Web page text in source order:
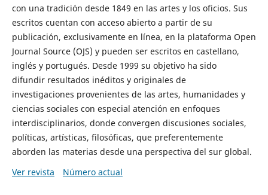
con una tradición desde 1849 en las artes y los oficios. Sus
escritos cuentan con acceso abierto a partir de su
publicación, exclusivamente en línea, en la plataforma Open
Journal Source (OJS) y pueden ser escritos en castellano,
inglés y portugués. Desde 1999 su objetivo ha sido
difundir resultados inéditos y originales de
investigaciones provenientes de las artes, humanidades y
ciencias sociales con especial atención en enfoques
interdisciplinarios, donde convergen discusiones sociales,
políticas, artísticas, filosóficas, que preferentemente
aborden las materias desde una perspectiva del sur global.
Ver revista
Número actual